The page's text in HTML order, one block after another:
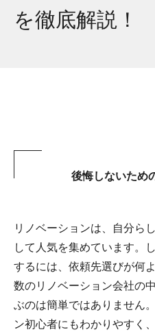
を徹底解説！
後悔しないため
リノベーションは、自分ら
して人気を集めています。
するには、依頼先選びが何
数のリノベーション会社の
ぶのは簡単ではありません
ン初心者にもわかりやすく